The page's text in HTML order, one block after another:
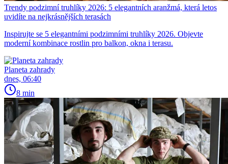
Trendy podzimní truhlíky 2026: 5 elegantních aranžmá, která letos
uvidíte na nejkrásnějších terasách
Inspirujte se 5 elegantními podzimními truhlíky 2026. Objevte
moderní kombinace rostlin pro balkon, okna i terasu.
Planeta zahrady
dnes, 06:40
8 min